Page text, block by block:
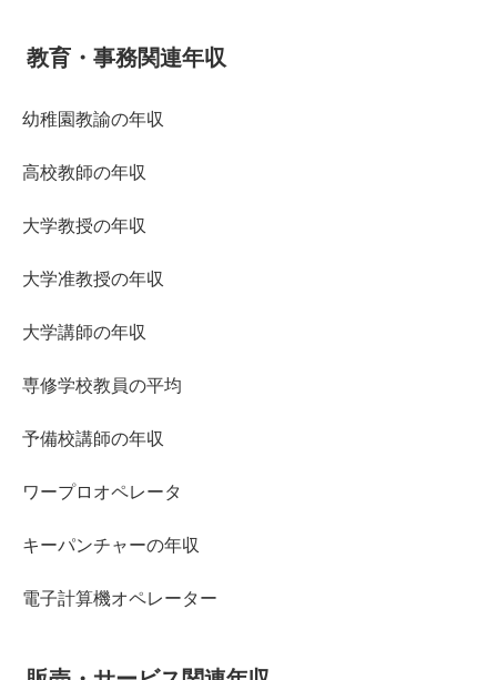
教育・事務関連年収
幼稚園教諭の年収
高校教師の年収
大学教授の年収
大学准教授の年収
大学講師の年収
専修学校教員の平均
予備校講師の年収
ワープロオペレータ
キーパンチャーの年収
電子計算機オペレーター